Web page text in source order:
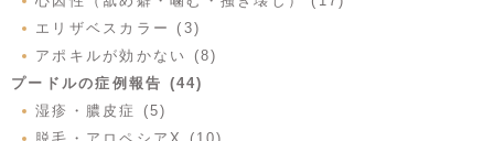
エリザベスカラー (3)
アポキルが効かない (8)
プードルの症例報告 (44)
湿疹・膿皮症 (5)